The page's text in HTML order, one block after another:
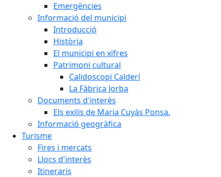
Emergències
Informació del municipi
Introducció
Història
El municipi en xifres
Patrimoni cultural
Calidoscopi Calderí
La Fàbrica Jorba
Documents d'interès
Els exilis de Maria Cuyàs Ponsa.
Informació geogràfica
Turisme
Fires i mercats
Llocs d'interès
Itineraris